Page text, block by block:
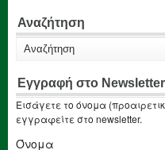
Αναζήτηση
Εγγραφή στο Newsletter
Εισάγετε το όνομα
εγγραφείτε στο newsletter.
Όνομα